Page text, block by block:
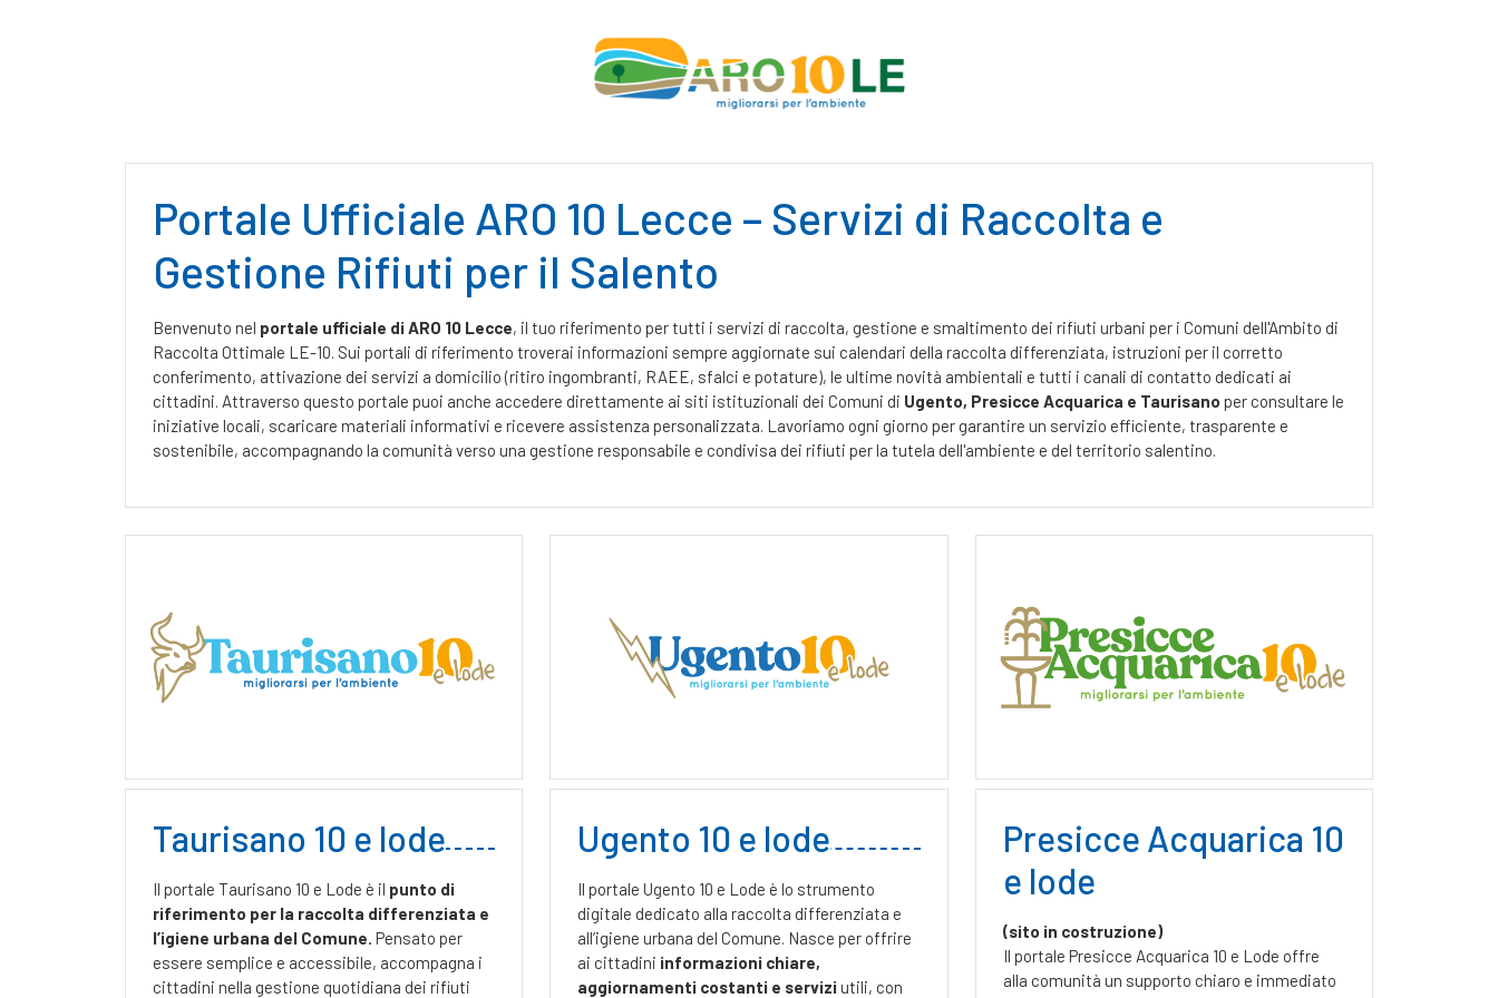
Portale Ufficiale ARO 10 Lecce – Servizi di Raccolta e
Gestione Rifiuti per il Salento
Benvenuto nel portale ufficiale di ARO 10 Lecce, il tuo riferimento per tutti i servizi di raccolta, gestione e smaltimento dei rifiuti urbani per i Comuni dell'Ambito di
Raccolta Ottimale LE-10. Sui portali di riferimento troverai informazioni sempre aggiornate sui calendari della raccolta differenziata, istruzioni per il corretto
conferimento, attivazione dei servizi a domicilio (ritiro ingombranti, RAEE, sfalci e potature), le ultime novità ambientali e tutti i canali di contatto dedicati ai
cittadini. Attraverso questo portale puoi anche accedere direttamente ai siti istituzionali dei Comuni di Ugento, Presicce Acquarica e Taurisano per consultare le
iniziative locali, scaricare materiali informativi e ricevere assistenza personalizzata. Lavoriamo ogni giorno per garantire un servizio efficiente, trasparente e
sostenibile, accompagnando la comunità verso una gestione responsabile e condivisa dei rifiuti per la tutela dell'ambiente e del territorio salentino.
Taurisano 10 e lode
Il portale Taurisano 10 e Lode è il punto di
riferimento per la raccolta differenziata e
l’igiene urbana del Comune. Pensato per
essere semplice e accessibile, accompagna i
cittadini nella gestione quotidiana dei rifiuti
Ugento 10 e lode
Il portale Ugento 10 e Lode è lo strumento
digitale dedicato alla raccolta differenziata e
all’igiene urbana del Comune. Nasce per offrire
ai cittadini informazioni chiare,
aggiornamenti costanti e serviziutili, con
Presicce Acquarica 10
e lode
(sito in costruzione)
Il portale Presicce Acquarica 10 e Lode offre
alla comunità un supporto chiaro e immediato